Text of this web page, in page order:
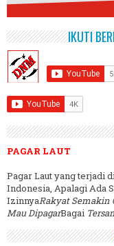
IKUTI
PAGAR LAUT
Pagar Laut yang terjadi
Indonesia, Apalagi Ada
IzinnyaRakyat Semakin
Mau DipagarBagai